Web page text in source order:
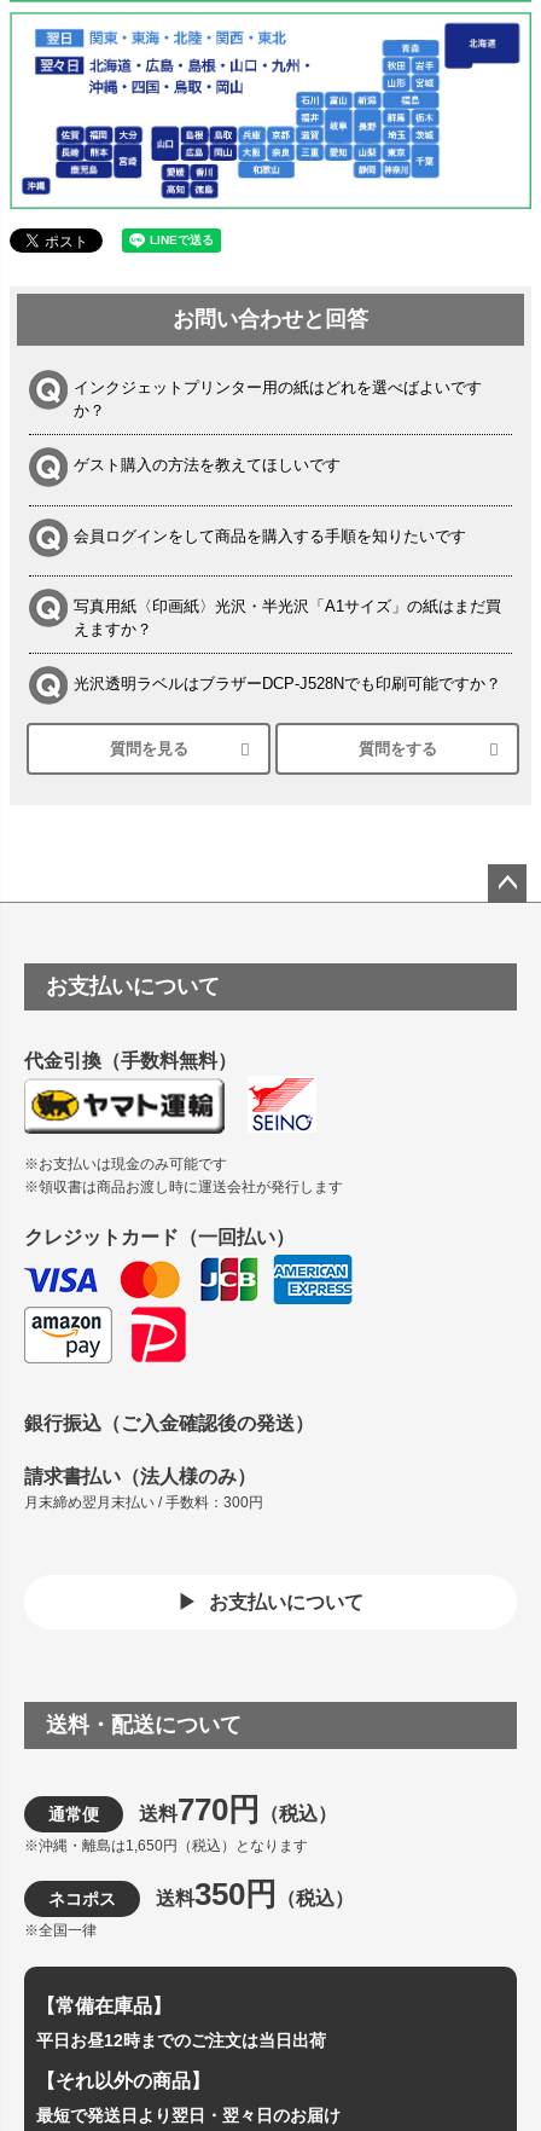
お問い合わせと回答
インクジェットプリンター用の紙はどれを選べばよいです
か？
ゲスト購入の方法を教えてほしいです
会員ログインをして商品を購入する手順を知りたいです
写真用紙〈印画紙〉光沢・半光沢「A1サイズ」の紙はまだ買
えますか？
光沢透明ラベルはブラザーDCP-J528Nでも印刷可能ですか？
シルバーペーパーにEPSON EP-30VAで印刷するときの設定
は？
塩ビのロール紙で離型紙が透明の商品はありますか
つや消し半透明ラベルのロールタイプはありますか？
縦420mm×横650mmの包装紙に適した紙はありますか？
質問を見る 質問をする
ップ
お支払いについて
代金引換（手数料無料）
※お支払いは現金のみ可能です
※領収書は商品お渡し時に運送会社が発行します
クレジットカード（一回払い）
銀行振込（ご入金確認後の発送）
請求書払い（法人様のみ）
月末締め翌月末払い / 手数料：300円
お支払いについて
送料・配送について
通常便 送料770円 （税込）
※沖縄・離島は1,650円（税込）となります
ネコポス 送料350円 （税込）
※全国一律
【常備在庫品】
平日お昼12時までのご注文は当日出荷
【それ以外の商品】
最短で発送日より翌日・翌々日のお届け